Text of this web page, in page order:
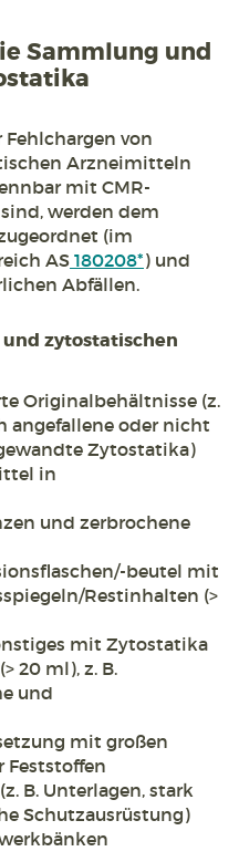
Sammlung und
Fehlchargen von
Arzneimitteln
mit CMR-
werden dem
(im
AS180208*) und
Abfällen.
zytostatischen
Originalbehältnisse (z.
angefallene oder nicht
Zytostatika)
in
und zerbrochene
beutel mit
Restinhalten (>
mit Zytostatika
20 ml), z. B.
und
mit großen
Feststoffen
B. Unterlagen, stark
Schutzausrüstung)